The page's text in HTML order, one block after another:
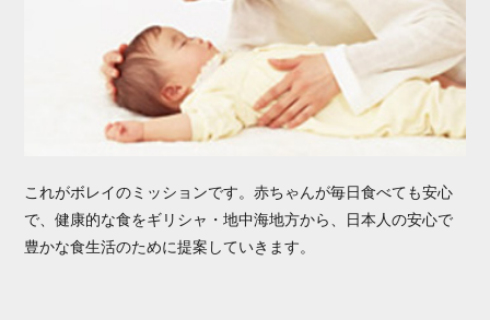
これがボレイのミッションです。赤ちゃんが毎日食べても安心
で、健康的な食をギリシャ・地中海地方から、日本人の安心で
豊かな食生活のために提案していきます。